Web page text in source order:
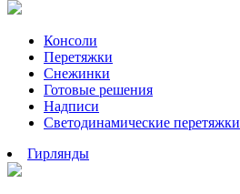
Консоли
Перетяжки
Снежинки
Готовые решения
Надписи
Светодинамические перетяжки
Гирлянды